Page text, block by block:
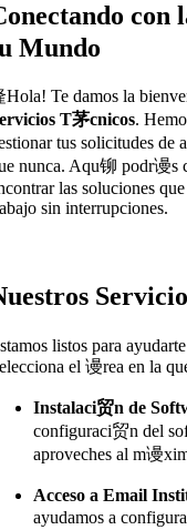
con
Mundo
Hola! Te damos la
T茅cnicos.
tus solicitudes
nunca. Aqu铆 podr谩s
las soluciones
sin interrupciones.
listos para
el 谩rea en la
Instalaci贸n de
configuraci贸n del
aproveches al m谩
Acceso a Email
ayudamos a